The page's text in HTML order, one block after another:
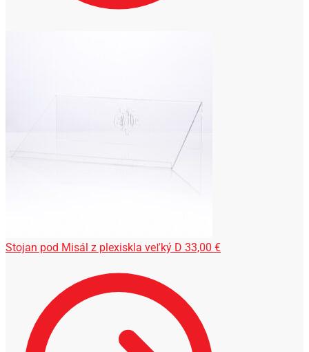
Stojan pod Misál z plexiskla veľký D 33,00 €